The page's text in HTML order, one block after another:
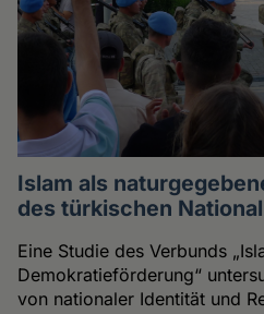
Islam als
des türkischen
Eine Studie des Verbunds
Demokratieförderung“
von nationaler Identität und